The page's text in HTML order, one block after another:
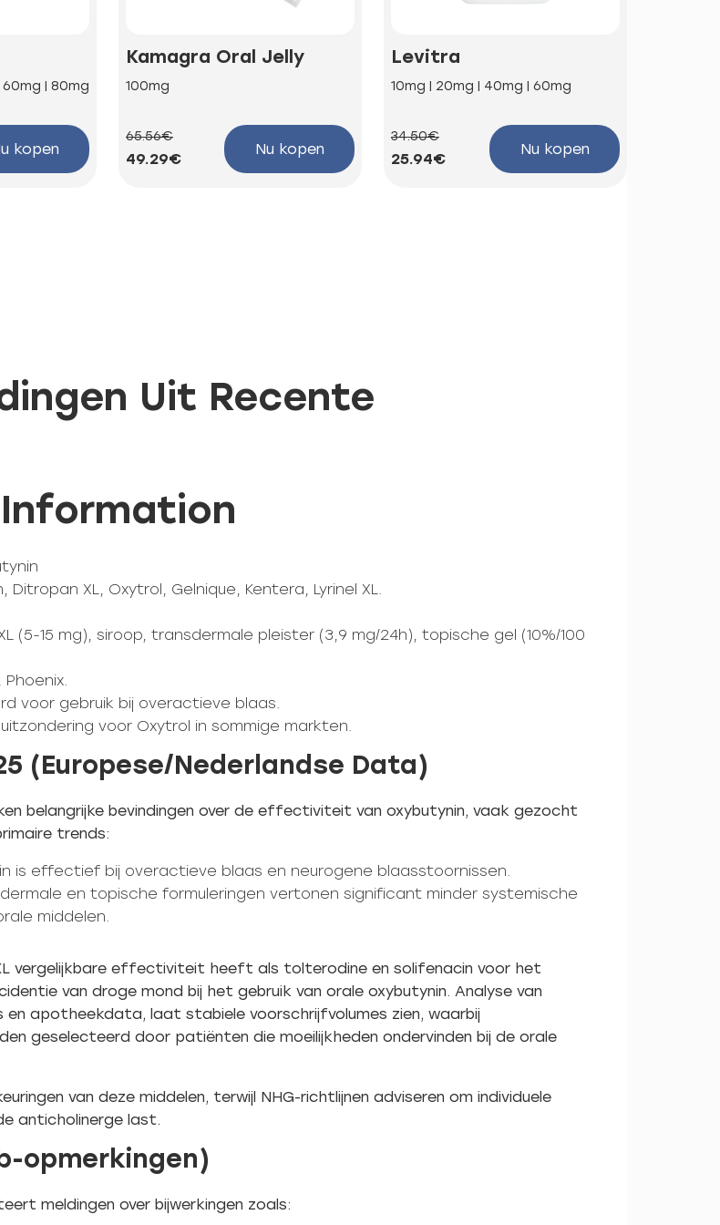
60mg | 80mg
kopen
Kamagra Oral Jelly
100mg
65.56€
49.29€
Nu kopen
Levitra
10mg | 20mg | 40mg | 60mg
34.50€
25.94€
Nu kopen
Uit Recente
XL, Oxytrol, Gelnique, Kentera, Lyrinel XL.
(5-15 mg), siroop, transdermale pleister (3,9 mg/24h), topische gel (10%/100
voor gebruik bij overactieve blaas.
voor Oxytrol in sommige markten.
(Europese/Nederlandse Data)
belangrijke bevindingen over de effectiviteit van oxybutynin, vaak gezocht
trends:
is effectief bij overactieve blaas en neurogene blaasstoornissen.
en topische formuleringen vertonen significant minder systemische
middelen.
vergelijkbare effectiviteit heeft als tolterodine en solifenacin voor het
van droge mond bij het gebruik van orale oxybutynin. Analyse van
apotheekdata, laat stabiele voorschrijfvolumes zien, waarbij
geselecteerd door patiënten die moeilijkheden ondervinden bij de orale
van deze middelen, terwijl NHG-richtlijnen adviseren om individuele
anticholinerge last.
opmerkingen)
meldingen over bijwerkingen zoals: